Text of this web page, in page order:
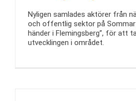
Nyligen samlades aktörer från
och offentlig sektor på
händer i Flemingsberg”, för att
utvecklingen i området.